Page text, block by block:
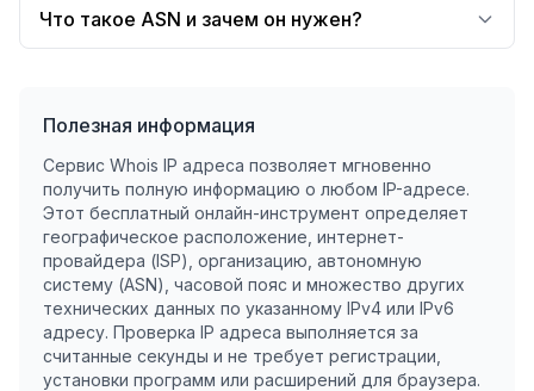
Что такое ASN и зачем он нужен?
Полезная информация
Сервис Whois IP адреса позволяет мгновенно
получить полную информацию о любом IP-адресе.
Этот бесплатный онлайн-инструмент определяет
географическое расположение, интернет-
провайдера (ISP), организацию, автономную
систему (ASN), часовой пояс и множество других
технических данных по указанному IPv4 или IPv6
адресу. Проверка IP адреса выполняется за
считанные секунды и не требует регистрации,
установки программ или расширений для браузера.